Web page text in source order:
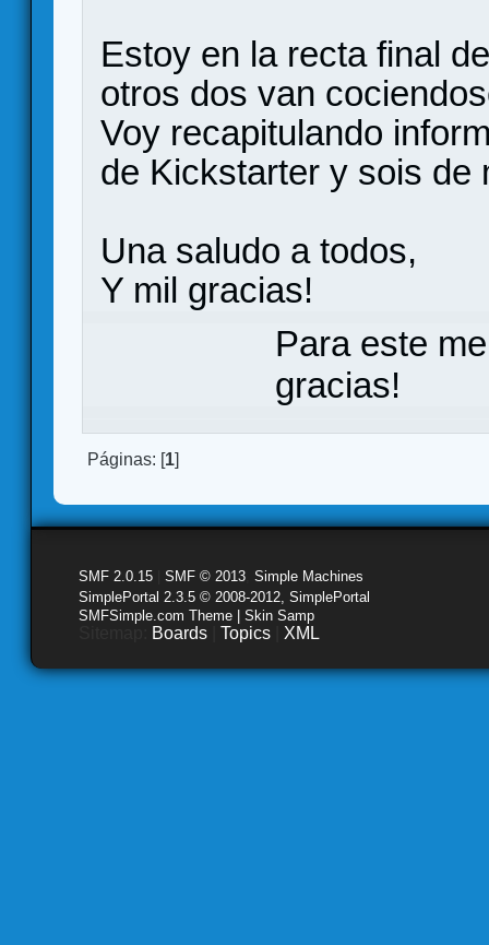
Estoy en la recta final
otros dos van
Voy recapitulando
de Kickstarter y sois de
Una saludo a todos,
Y mil gracias!
Para este
gracias!
Páginas: [1]
SMF 2.0.15 SMF © 2013 Simple Machines
SimplePortal 2.3.5 © 2008-2012, SimplePortal
SMFSimple.com Theme | Skin Samp
Boards Topics XML